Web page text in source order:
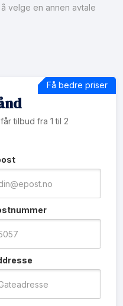
velge en annen avtale
tilbud fra 1 til 2
Få bedre priser